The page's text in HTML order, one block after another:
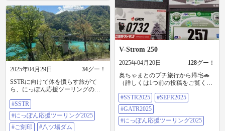
とお腰さんが耐えれるか心配😓
#SSTR2025 #SEFR2025 #GATR2025
#にっぽん応援ツーリング2025 #四
国Vストロームミーティング #よん
スト
2025年04月29日 34グー！
SSTRに向けて体を慣らす旅がて
ら、にっぽん応援ツーリングのポ
までツーリング🏍️ 群馬県唯一のご
刻印出来る神社「吾妻神社」でご
刻印もゲット👌🏼 ひと昔前にちょっ
と話題になった八ッ場ダムにも寄
#SSTR
#にっぽん応援ツーリング2025
#ご刻印
#八ツ場ダム
V-Strom 250
2025年04月20日 128グー！
奥ちゃまとのプチ旅行から帰宅🚗
（詳しくは1つ前の投稿をご覧くだ
る？🤔 まっ…まさか…こっ…これ
は！？😳 きっ…きたぁ〜〜っ！😆
以前から憧れていたSSTRのゼッケ
ン！ …と言うことで、今年、私の
#SSTR2025
#SEFR2025
#GATR2025
#にっぽん応援ツーリング2025